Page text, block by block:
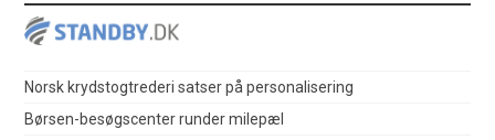
Norsk krydstogtrederi satser på personalisering
Børsen-besøgscenter runder milepæl